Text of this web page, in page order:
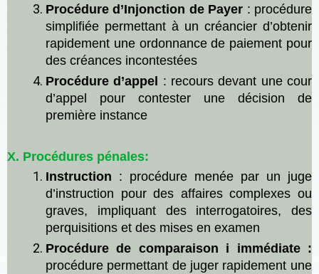
Procédure d’Injonction de Payer : procédure
simplifiée permettant à un créancier d’obtenir
rapidement une ordonnance de paiement pour
des créances incontestées
Procédure d’appel : recours devant une cour
d’appel pour contester une décision de
première instance
X. Procédures pénales:
Instruction : procédure menée par un juge
d’instruction pour des affaires complexes ou
graves, impliquant des interrogatoires, des
perquisitions et des mises en examen
Procédure de comparaison i immédiate :
procédure permettant de juger rapidement une